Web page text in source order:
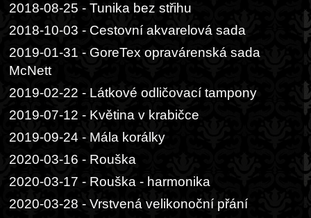
2018-08-25 - Tunika bez střihu
2018-10-03 - Cestovní akvarelová sada
2019-01-31 - GoreTex opravárenská sada
McNett
2019-02-22 - Látkové odličovací tampony
2019-07-12 - Květina v krabičce
2019-09-24 - Mála korálky
2020-03-16 - Rouška
2020-03-17 - Rouška - harmonika
2020-03-28 - Vrstvená velikonoční přání